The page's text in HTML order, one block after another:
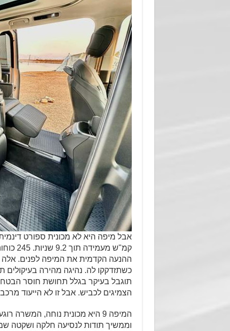
ההנעה הקדמית את המיפה לפנים. אלה
כשתזדקקו לה. נהיגה מהירה
תוגבל בעיקר בגלל תחושת חוסר
הצמיגים לכביש. אבל זו לא הייעוד
המיפה 9 היא מכונית נוחה,
וממשיך תודות לנסיעה חלקה ושקטה